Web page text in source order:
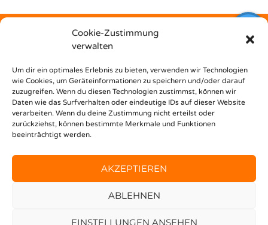
Cookie-Zustimmung
verwalten
Um dir ein optimales Erlebnis zu bieten, verwenden wir Technologien
wie Cookies, um Geräteinformationen zu speichern und/oder darauf
zuzugreifen. Wenn du diesen Technologien zustimmst, können wir
Daten wie das Surfverhalten oder eindeutige IDs auf dieser Website
verarbeiten. Wenn du deine Zustimmung nicht erteilst oder
zurückziehst, können bestimmte Merkmale und Funktionen
beeinträchtigt werden.
AKZEPTIEREN
ABLEHNEN
EINSTELLUNGEN ANSEHEN
unterstützt dich Nest Bildungsbar bei deinem Weg in den
Beruf!
DATENSCHUTZERKLÄRUNG